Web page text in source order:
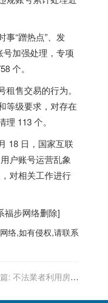
事“蹭热点”、发
号加强处理，专项
个。
售交易的行为。
等级要求，对存在
113 个。
18 日，国家互联
户账号运营乱象
对相关工作进行
福步网络删除]
络,如有侵权,请联系
: 不法業者利用房主
提醒勿上當